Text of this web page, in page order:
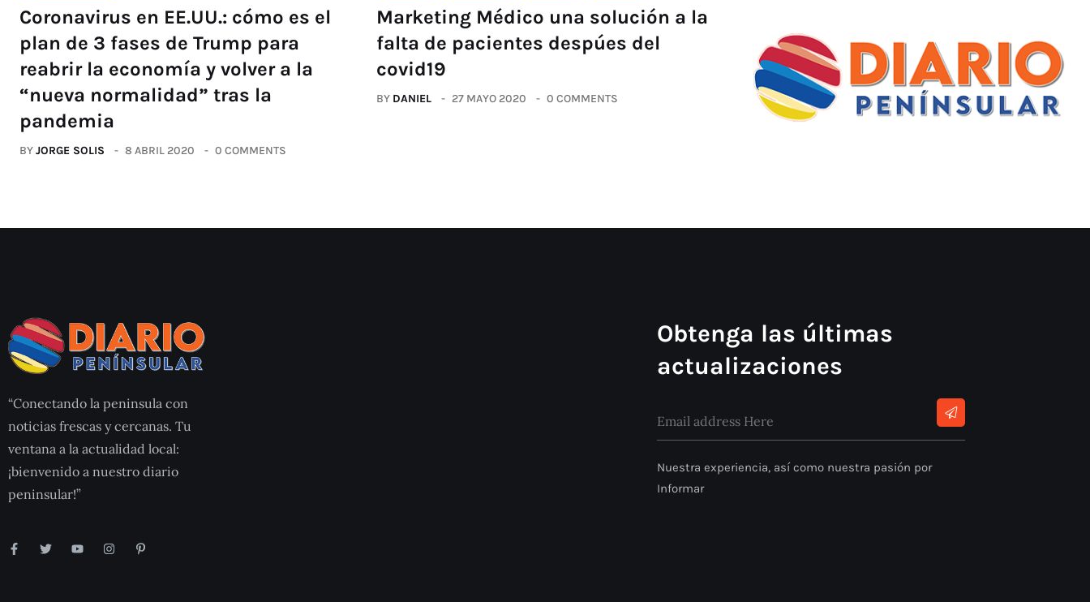
Coronavirus en EE.UU.: cómo es el
plan de 3 fases de Trump para
reabrir la economía y volver a la
“nueva normalidad” tras la
pandemia
BYJORGE SOLIS 8 ABRIL 2020 0 COMMENTS
Marketing Médico una solución a la
falta de pacientes despúes del
covid19
BY DANIEL 27 MAYO 2020 0 COMMENTS
“Conectando la peninsula con
noticias frescas y cercanas. Tu
ventana a la actualidad local:
¡bienvenido a nuestro diario
peninsular!”
Obtenga las últimas
actualizaciones
Nuestra experiencia, así como nuestra pasión por
Informar